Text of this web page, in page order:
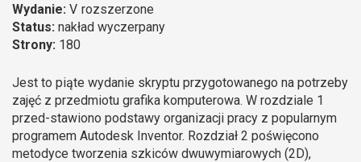
Wydanie: V rozszerzone
Status: nakład wyczerpany
Strony: 180
Jest to piąte wydanie skryptu przygotowanego na potrzeby
zajęć z przedmiotu grafika komputerowa. W rozdziale 1
przed-stawiono podstawy organizacji pracy z popularnym
programem Autodesk Inventor. Rozdział 2 poświęcono
metodyce tworzenia szkiców dwuwymiarowych (2D),